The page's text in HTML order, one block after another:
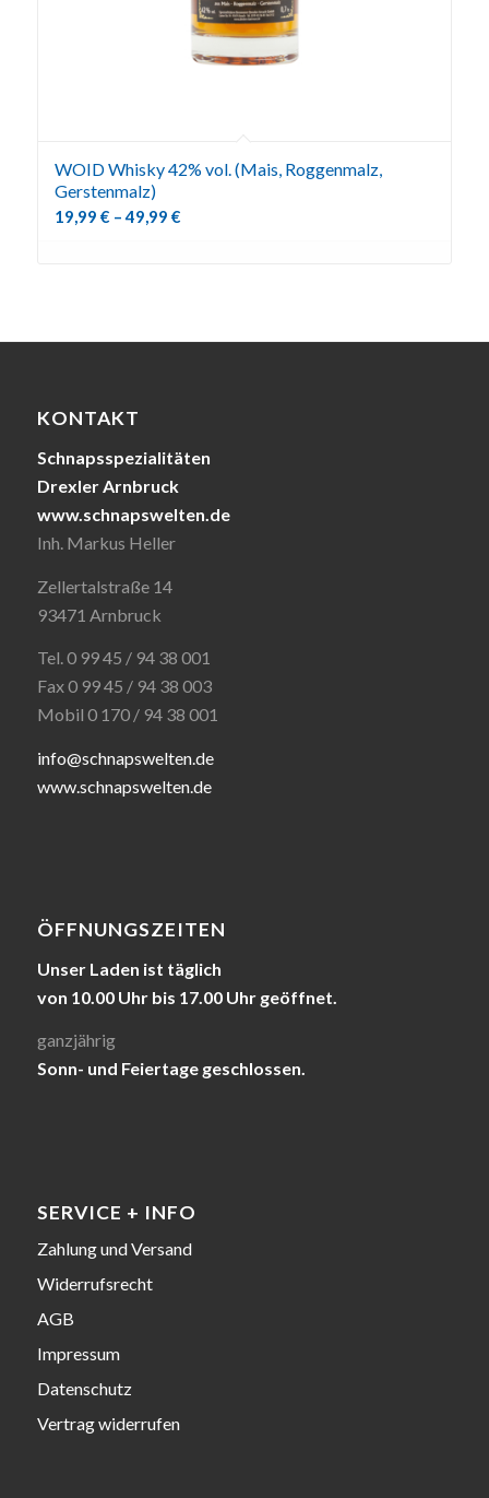
WOID Whisky 42% vol. (Mais, Roggenmalz,
Gerstenmalz)
19,99 € –49,99 €
KONTAKT
Schnapsspezialitäten
Drexler Arnbruck
www.schnapswelten.de
Inh. Markus Heller
Zellertalstraße 14
93471 Arnbruck
Tel. 0 99 45 / 94 38 001
Fax 0 99 45 / 94 38 003
Mobil 0 170 / 94 38 001
info@schnapswelten.de
www.schnapswelten.de
ÖFFNUNGSZEITEN
Unser Laden ist täglich
von 10.00 Uhr bis 17.00 Uhr geöffnet.
ganzjährig
Sonn- und Feiertage geschlossen.
SERVICE + INFO
Zahlung und Versand
Widerrufsrecht
AGB
Impressum
Datenschutz
Vertrag widerrufen